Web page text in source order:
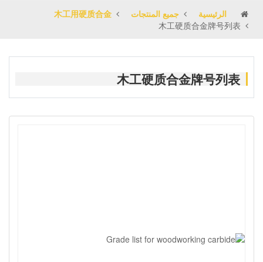
الرئيسية جميع المنتجات
木工用硬质合金
木工硬质合金牌号列表
木工硬质合金牌号列表